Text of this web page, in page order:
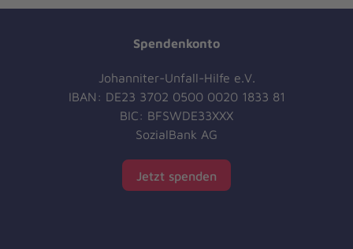
Spendenkonto
Johanniter-Unfall-Hilfe e.V.
IBAN: DE23 3702 0500 0020 1833 81
BIC: BFSWDE33XXX
SozialBank AG
Jetzt spenden